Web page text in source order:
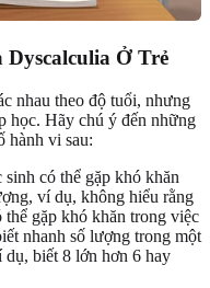
Ở Trẻ
nhau theo độ tuổi, nhưng
học. Hãy chú ý đến những
hành vi sau:
sinh có thể gặp khó khăn
ví dụ, không hiểu rằng
thể gặp khó khăn trong việc
nhanh số lượng trong một
dụ, biết 8 lớn hơn 6 hay